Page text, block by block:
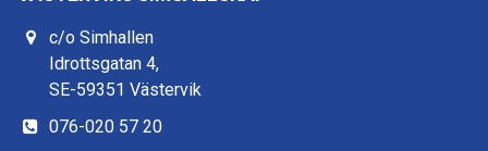
c/o Simhallen
Idrottsgatan 4,
SE-59351 Västervik
076-020 57 20